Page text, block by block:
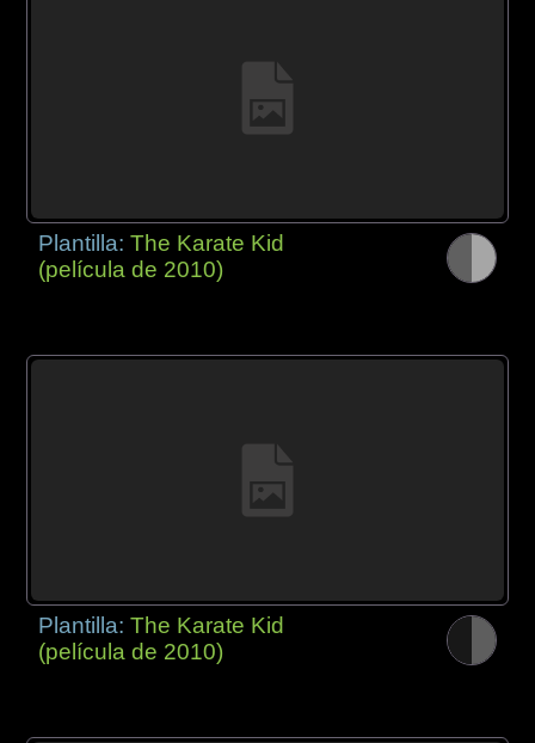
Plantilla:The Karate Kid
(película de 2010)
Plantilla:The Karate Kid
(película de 2010)